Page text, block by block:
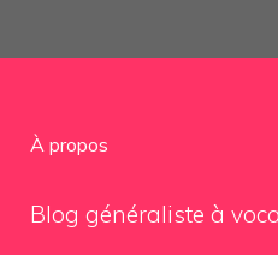
À propos
Blog généraliste à